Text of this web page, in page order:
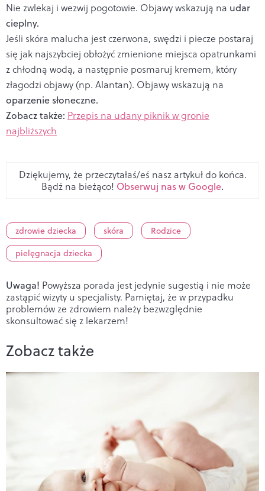
Nie zwlekaj i wezwij pogotowie. Objawy wskazują na udar
cieplny.
Jeśli skóra malucha jest czerwona, swędzi i piecze postaraj
się jak najszybciej obłożyć zmienione miejsca opatrunkami
z chłodną wodą, a następnie posmaruj kremem, który
złagodzi objawy (np. Alantan). Objawy wskazują na
oparzenie słoneczne.
Zobacz także: Przepis na udany piknik w gronie
najbliższych
Dziękujemy, że przeczytałaś/eś nasz artykuł do końca.
Bądź na bieżąco! Obserwuj nas w Google.
zdrowie dziecka skóra
Rodzice
pielęgnacja dziecka
Uwaga! Powyższa porada jest jedynie sugestią i nie może
zastąpić wizyty u specjalisty. Pamiętaj, że w przypadku
problemów ze zdrowiem należy bezwzględnie
skonsultować się z lekarzem!
Zobacz także